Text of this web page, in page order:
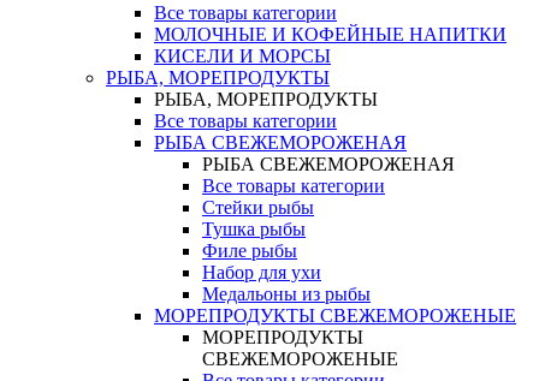
Все товары категории
МОЛОЧНЫЕ И КОФЕЙНЫЕ НАПИТКИ
КИСЕЛИ И МОРСЫ
РЫБА, МОРЕПРОДУКТЫ
РЫБА, МОРЕПРОДУКТЫ
Все товары категории
РЫБА СВЕЖЕМОРОЖЕНАЯ
РЫБА СВЕЖЕМОРОЖЕНАЯ
Все товары категории
Стейки рыбы
Тушка рыбы
Филе рыбы
Набор для ухи
Медальоны из рыбы
МОРЕПРОДУКТЫ СВЕЖЕМОРОЖЕНЫЕ
МОРЕПРОДУКТЫ
СВЕЖЕМОРОЖЕНЫЕ